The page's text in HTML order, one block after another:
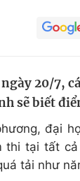
trực tuyến
20/7,
sẽ biết
đại
thi tại tất
tải như